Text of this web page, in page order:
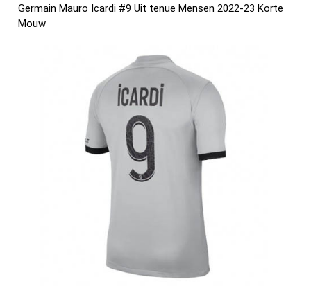
Germain Mauro Icardi #9 Uit tenue Mensen 2022-23 Korte
Mouw